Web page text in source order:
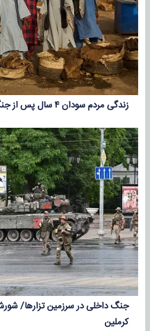
زندگی مردم سودان ۴ سال پس از جنگ
جنگ داخلی در سرزمین تزارها/
کرملین